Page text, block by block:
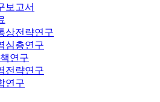
보고서
상전략연구
심층연구
연구
전략연구
연구